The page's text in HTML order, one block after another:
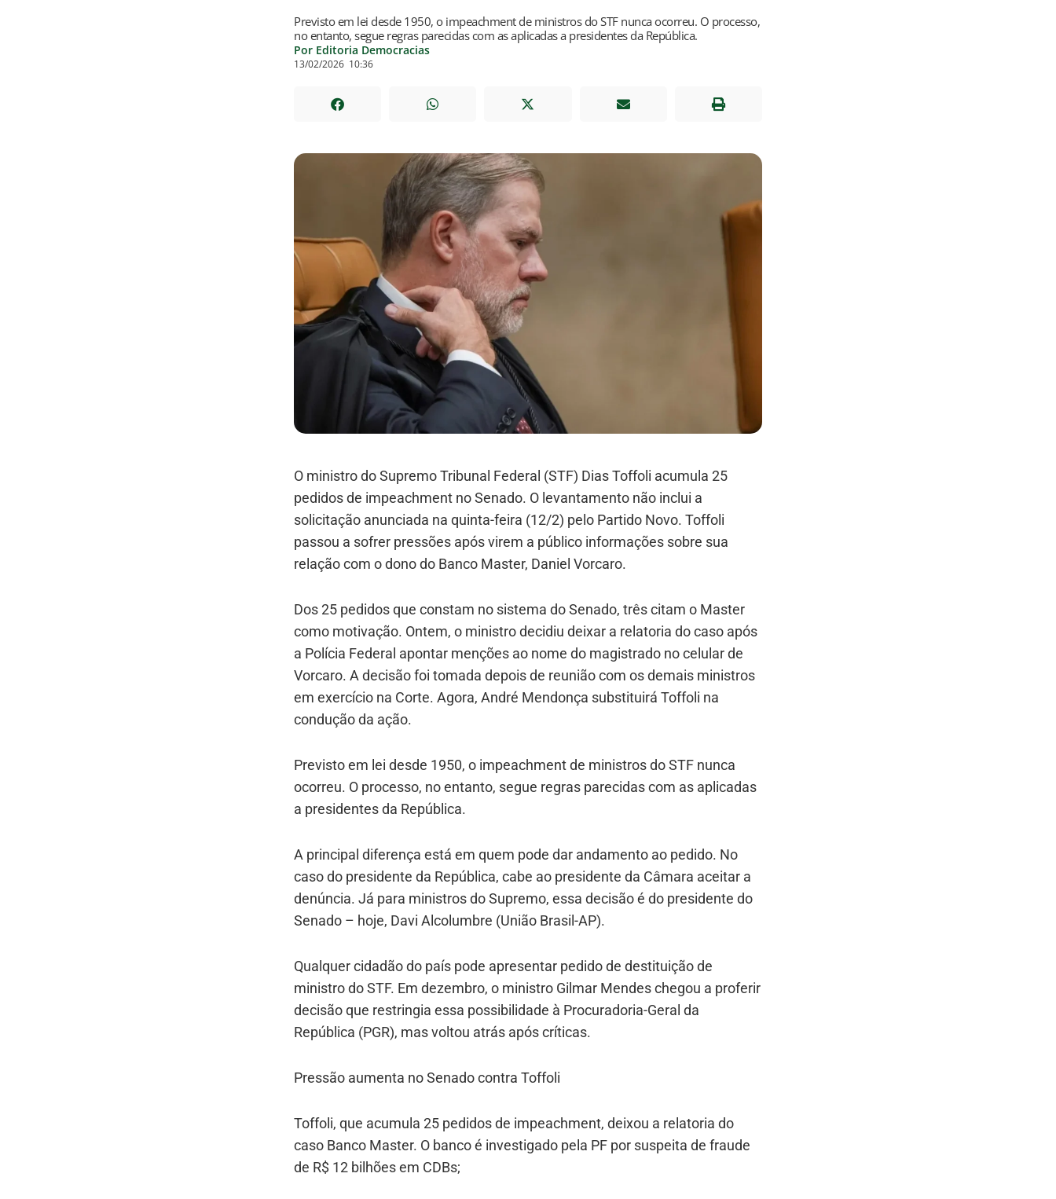
Previsto em lei desde 1950, o impeachment de ministros do STF nunca ocorreu. O processo,
no entanto, segue regras parecidas com as aplicadas a presidentes da República.
Por Editoria Democracias
13/02/2026 10:36
O ministro do Supremo Tribunal Federal (STF) Dias Toffoli acumula 25
pedidos de impeachment no Senado. O levantamento não inclui a
solicitação anunciada na quinta-feira (12/2) pelo Partido Novo. Toffoli
passou a sofrer pressões após virem a público informações sobre sua
relação com o dono do Banco Master, Daniel Vorcaro.
Dos 25 pedidos que constam no sistema do Senado, três citam o Master
como motivação. Ontem, o ministro decidiu deixar a relatoria do caso após
a Polícia Federal apontar menções ao nome do magistrado no celular de
Vorcaro. A decisão foi tomada depois de reunião com os demais ministros
em exercício na Corte. Agora, André Mendonça substituirá Toffoli na
condução da ação.
Previsto em lei desde 1950, o impeachment de ministros do STF nunca
ocorreu. O processo, no entanto, segue regras parecidas com as aplicadas
a presidentes da República.
A principal diferença está em quem pode dar andamento ao pedido. No
caso do presidente da República, cabe ao presidente da Câmara aceitar a
denúncia. Já para ministros do Supremo, essa decisão é do presidente do
Senado – hoje, Davi Alcolumbre (União Brasil-AP).
Qualquer cidadão do país pode apresentar pedido de destituição de
ministro do STF. Em dezembro, o ministro Gilmar Mendes chegou a proferir
decisão que restringia essa possibilidade à Procuradoria-Geral da
República (PGR), mas voltou atrás após críticas.
Pressão aumenta no Senado contra Toffoli
Toffoli, que acumula 25 pedidos de impeachment, deixou a relatoria do
caso Banco Master. O banco é investigado pela PF por suspeita de fraude
de R$ 12 bilhões em CDBs;